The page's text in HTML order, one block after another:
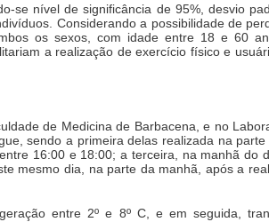
se nível de significância de 95%, desvio
Considerando a possibilidade de
os sexos, com idade entre 18 e 60
a realização de exercício físico e
de Medicina de Barbacena, e no
sendo a primeira delas realizada na
16:00 e 18:00; a terceira, na manhã do
mesmo dia, na parte da manhã, após a
entre 2º e 8º C, e em seguida,